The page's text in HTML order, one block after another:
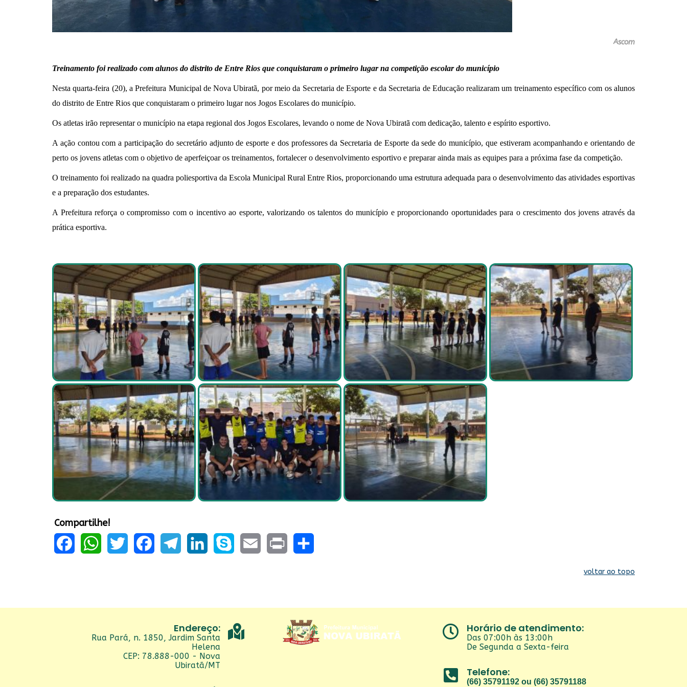
Ascom
Treinamento foi realizado com alunos do distrito de Entre Rios que conquistaram o primeiro lugar na competição escolar do município
Nesta quarta-feira (20), a Prefeitura Municipal de Nova Ubiratã, por meio da Secretaria de Esporte e da Secretaria de Educação realizaram um treinamento específico com os alunos
do distrito de Entre Rios que conquistaram o primeiro lugar nos Jogos Escolares do município.
Os atletas irão representar o município na etapa regional dos Jogos Escolares, levando o nome de Nova Ubiratã com dedicação, talento e espírito esportivo.
A ação contou com a participação do secretário adjunto de esporte e dos professores da Secretaria de Esporte da sede do município, que estiveram acompanhando e orientando de
perto os jovens atletas com o objetivo de aperfeiçoar os treinamentos, fortalecer o desenvolvimento esportivo e preparar ainda mais as equipes para a próxima fase da competição.
O treinamento foi realizado na quadra poliesportiva da Escola Municipal Rural Entre Rios, proporcionando uma estrutura adequada para o desenvolvimento das atividades esportivas
e a preparação dos estudantes.
A Prefeitura reforça o compromisso com o incentivo ao esporte, valorizando os talentos do município e proporcionando oportunidades para o crescimento dos jovens através da
prática esportiva.
Compartilhe!
voltar ao topo
Endereço:
Rua Pará, n. 1850, Jardim Santa
Helena
CEP: 78.888-000 - Nova
Ubiratã/MT
Horário de atendimento:
Das 07:00h às 13:00h
De Segunda a Sexta-feira
Telefone:
(66) 35791192 ou (66) 35791188